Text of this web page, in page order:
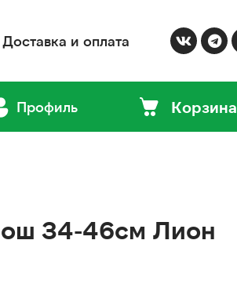
Доставка и оплата
Профиль Корзина
34-46см Лион